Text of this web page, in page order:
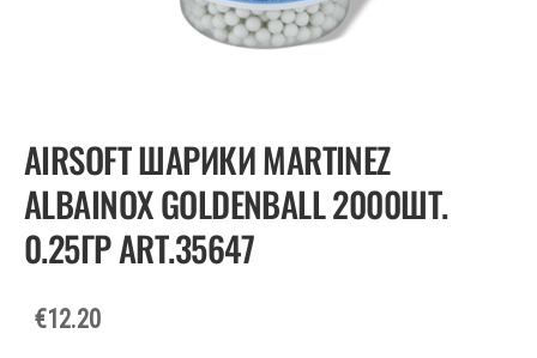
AIRSOFT ШАРИКИ MARTINEZ
ALBAINOX GOLDENBALL 2000ШТ.
0.25ГР ART.35647
€12.20